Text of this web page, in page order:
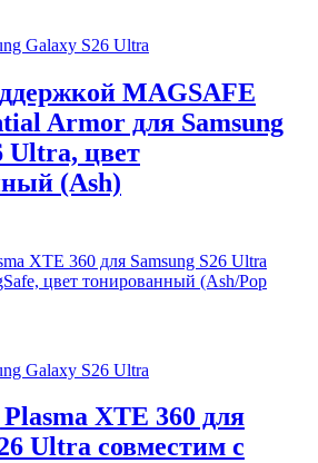
Galaxy S26 Ultra
MAGSAFE
Armor для Samsung
Ultra, цвет
(Ash)
Galaxy S26 Ultra
XTE 360 для
Ultra совместим с